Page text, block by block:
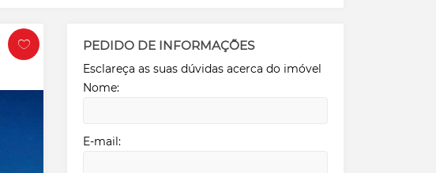
PEDIDO DE INFORMAÇÕES
Esclareça as suas dúvidas acerca do imóvel
Nome:
E-mail: